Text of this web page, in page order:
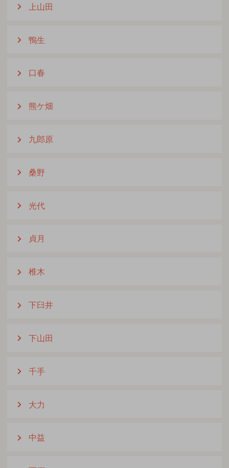
上山田
鴨生
口春
熊ケ畑
九郎原
桑野
光代
貞月
椎木
下臼井
下山田
千手
大力
中益